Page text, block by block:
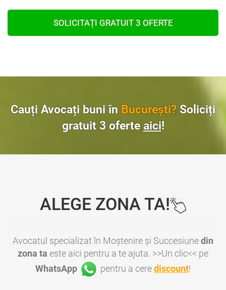
SOLICITAȚI GRATUIT 3 OFERTE
Cauți Avocați buni în București? Soliciți
gratuit 3 oferte aici!
ALEGE ZONA TA!
Avocatul specializat în Moștenire și Succesiunedin
zona ta este aici pentru a te ajuta. >>Un clic<< pe
WhatsApp
pentru a cerediscount!